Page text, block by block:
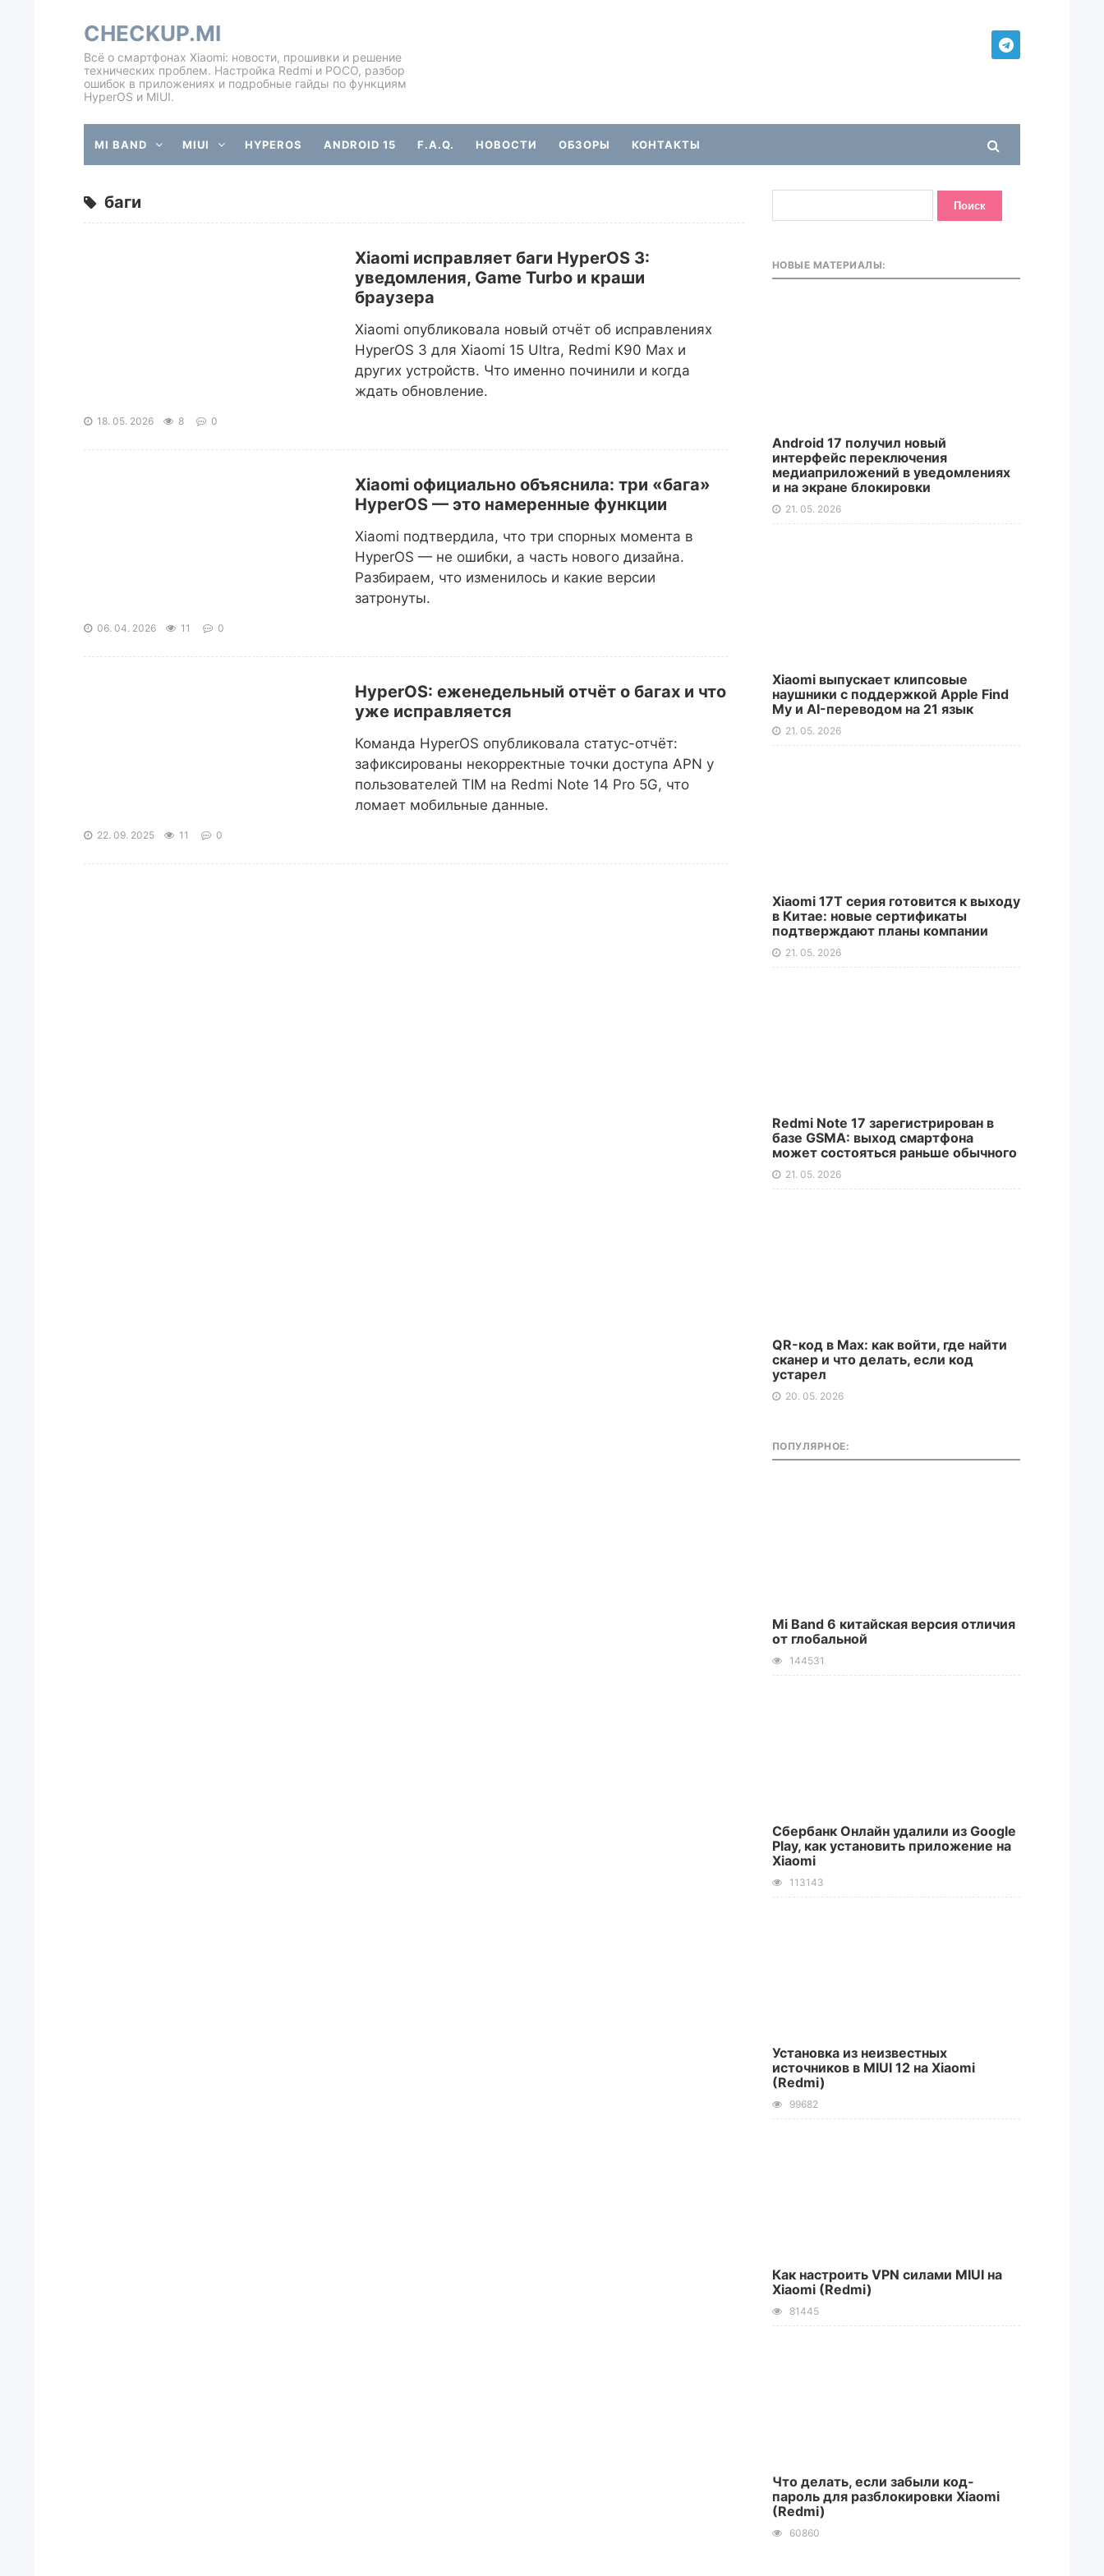
CHECKUP.MI
Всё о смартфонах Xiaomi: новости, прошивки и решение
технических проблем. Настройка Redmi и POCO, разбор
ошибок в приложениях и подробные гайды по функциям
HyperOS и MIUI.
MI BAND MIUI HYPEROS ANDROID 15 F.A.Q. НОВОСТИ ОБЗОРЫ КОНТАКТЫ
баги
Xiaomi исправляет баги HyperOS 3:
уведомления, Game Turbo и краши
браузера
Xiaomi опубликовала новый отчёт об исправлениях
HyperOS 3 для Xiaomi 15 Ultra, Redmi K90 Max и
других устройств. Что именно починили и когда
ждать обновление.
18. 05. 2026 8 0
Xiaomi официально объяснила: три «бага»
HyperOS — это намеренные функции
Xiaomi подтвердила, что три спорных момента в
HyperOS — не ошибки, а часть нового дизайна.
Разбираем, что изменилось и какие версии
затронуты.
06. 04. 2026 11 0
HyperOS: еженедельный отчёт о багах и что
уже исправляется
Команда HyperOS опубликовала статус-отчёт:
зафиксированы некорректные точки доступа APN у
пользователей TIM на Redmi Note 14 Pro 5G, что
ломает мобильные данные.
22. 09. 2025 11 0
НОВЫЕ МАТЕРИАЛЫ:
Android 17 получил новый
интерфейс переключения
медиаприложений в уведомлениях
и на экране блокировки
21. 05. 2026
Xiaomi выпускает клипсовые
наушники с поддержкой Apple Find
My и AI-переводом на 21 язык
21. 05. 2026
Xiaomi 17T серия готовится к выходу
в Китае: новые сертификаты
подтверждают планы компании
21. 05. 2026
Redmi Note 17 зарегистрирован в
базе GSMA: выход смартфона
может состояться раньше обычного
21. 05. 2026
QR-код в Max: как войти, где найти
сканер и что делать, если код
устарел
20. 05. 2026
ПОПУЛЯРНОЕ:
Mi Band 6 китайская версия отличия
от глобальной
144531
Сбербанк Онлайн удалили из Google
Play, как установить приложение на
Xiaomi
113143
Установка из неизвестных
источников в MIUI 12 на Xiaomi
(Redmi)
99682
Как настроить VPN силами MIUI на
Xiaomi (Redmi)
81445
Что делать, если забыли код-
пароль для разблокировки Xiaomi
(Redmi)
60860